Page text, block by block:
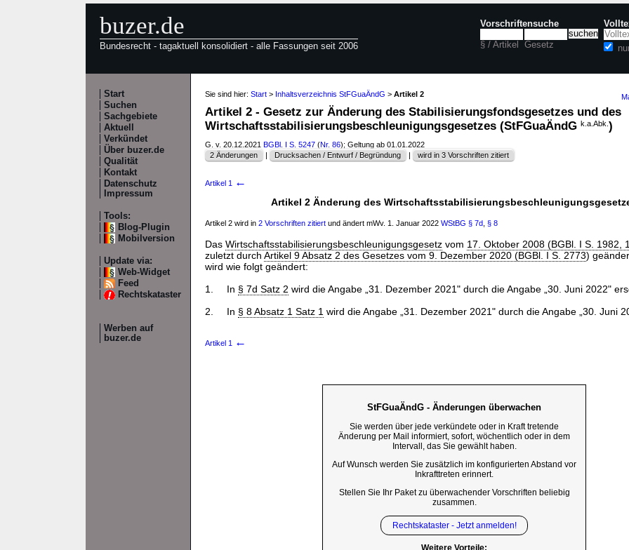
buzer.de
Bundesrecht - tagaktuell konsolidiert - alle Fassungen seit 2006
Vorschriftensuche
§ / Artikel Gesetz
Start
Suchen
Sachgebiete
Aktuell
Verkündet
Über buzer.de
Qualität
Kontakt
Datenschutz
Impressum
Tools:
Blog-Plugin
Mobilversion
Update via:
Web-Widget
Feed
Rechtskataster
Werben auf
buzer.de
Sie sind hier: Start > Inhaltsverzeichnis StFGuaÄndG > Artikel 2
Artikel 2 - Gesetz zur Änderung des Stabilisierungsfondsgesetzes und des
Wirtschaftsstabilisierungsbeschleunigungsgesetzes (StFGuaÄndG k.a.Abk. )
G. v. 20.12.2021 BGBl. I S. 5247 (Nr. 86); Geltung ab 01.01.2022
2 Änderungen
| Drucksachen / Entwurf / Begründung | wird in 3 Vorschriften zitiert
Artikel 1 ←
Artikel 2 Änderung des
Artikel 2 wird in 2 Vorschriften zitiert und ändert mWv. 1. Januar 2022 WStBG § 7d § 8
Das Wirtschaftsstabilisierungsbeschleunigungsgesetz vom 17. Oktober 2008 (BGBl. I S. 1982,
zuletzt durch Artikel 9 Absatz 2 des Gesetzes vom 9. Dezember 2020 (BGBl. I S. 2773)
wird wie folgt geändert:
1.
In § 7d Satz 2 wird die Angabe „31. Dezember 2021" durch die Angabe „30. Juni 2022"
2.
In § 8 Absatz 1 Satz 1 wird die Angabe „31. Dezember 2021" durch die Angabe „30. Juni
Artikel 1 ←
StFGuaÄndG - Änderungen überwachen
Sie werden über jede verkündete oder in Kraft tretende
Änderung per Mail informiert, sofort, wöchentlich oder in dem
Intervall, das Sie gewählt haben.
Auf Wunsch werden Sie zusätzlich im konfigurierten Abstand vor
Inkrafttreten erinnert.
Stellen Sie Ihr Paket zu überwachender Vorschriften beliebig
zusammen.
Rechtskataster - Jetzt anmelden!